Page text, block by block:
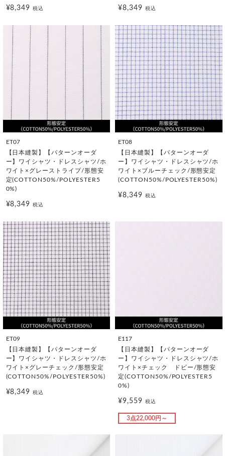
¥8,349税込 ¥8,349 税込
ET07
【日本縫製】【パターンオーダ
ー】ワイシャツ・ドレスシャツ/ホ
ワイト×グレーストライプ/形態安
定(COTTON50%/POLYESTER5
0%)
¥8,349税込
ET08
【日本縫製】【パターンオーダ
ー】ワイシャツ・ドレスシャツ/ホ
ワイト×ブルーチェック/形態安定
(COTTON50%/POLYESTER50%)
¥8,349 税込
ET09
【日本縫製】【パターンオーダ
ー】ワイシャツ・ドレスシャツ/ホ
ワイト×グレーチェック/形態安定
(COTTON50%/POLYESTER50%)
¥8,349税込
E117
【日本縫製】【パターンオーダ
ー】ワイシャツ・ドレスシャツ/ホ
ワイト×チェック ドビー/形態安
定(COTTON50%/POLYESTER5
0%)
¥9,559 税込
3点22,000円～